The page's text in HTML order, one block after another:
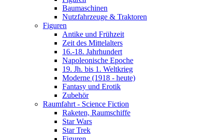
Baumaschinen
Nutzfahrzeuge & Traktoren
Figuren
Antike und Frühzeit
Zeit des Mittelalters
16.-18. Jahrhundert
Napoleonische Epoche
19. Jh. bis 1. Weltkrieg
Moderne (1918 - heute)
Fantasy und Erotik
Zubehör
Raumfahrt - Science Fiction
Raketen, Raumschiffe
Star Wars
Star Trek